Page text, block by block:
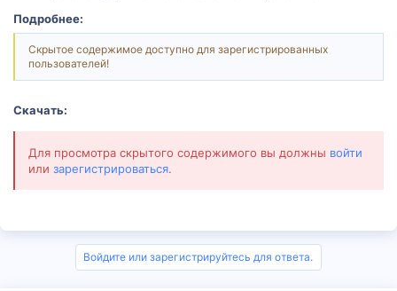
Подробнее:
Скрытое содержимое доступно для зарегистрированных
пользователей!
Скачать:
Для просмотра скрытого содержимого вы должны войти
или зарегистрироваться.
Войдите или зарегистрируйтесь для ответа.